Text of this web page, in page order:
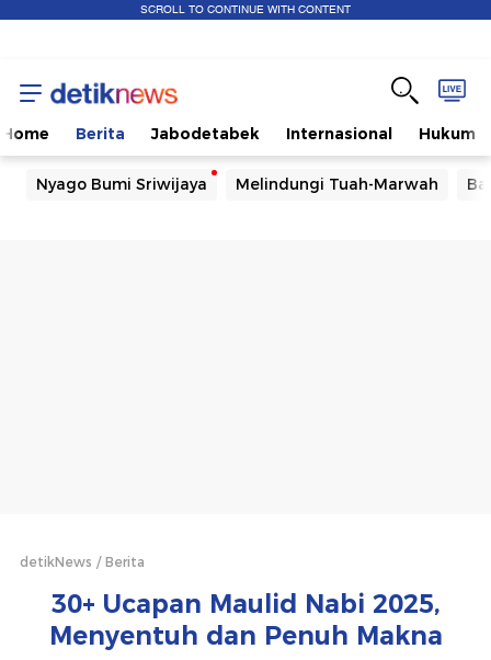
SCROLL TO CONTINUE WITH CONTENT
Home Berita Jabodetabek Internasional Hukum
Nyago Bumi Sriwijaya Melindungi Tuah-Marwah
detikNews Berita
30+ Ucapan Maulid Nabi 2025,
Menyentuh dan Penuh Makna